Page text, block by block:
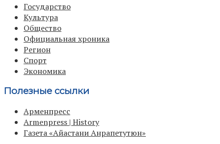
Государство
Культура
Общество
Официальная хроника
Регион
Спорт
Экономика
Полезные ссылки
Арменпресс
Armenpress | History
Газета «Айастани Анрапетутюн»